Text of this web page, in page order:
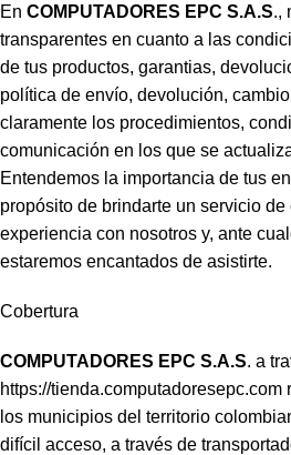
En COMPUTADORES EPC S.A.S.,
transparentes en cuanto a las
de tus productos, garantias,
política de envío, devolución,
claramente los procedimientos,
comunicación en los que se
Entendemos la importancia de tus
propósito de brindarte un servicio
experiencia con nosotros y, ante
estaremos encantados de asistirte.
Cobertura
COMPUTADORES EPC S.A.S. a
https://tienda.computadoresepc.com
los municipios del territorio
difícil acceso, a través de